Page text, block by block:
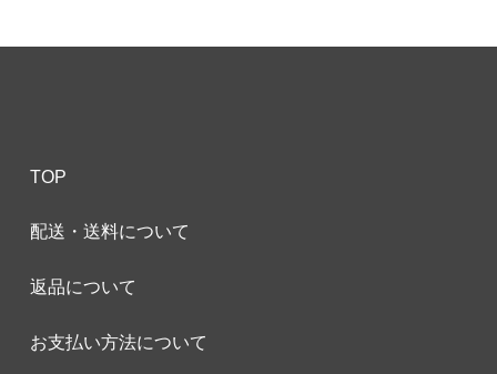
TOP
配送・送料について
返品について
お支払い方法について